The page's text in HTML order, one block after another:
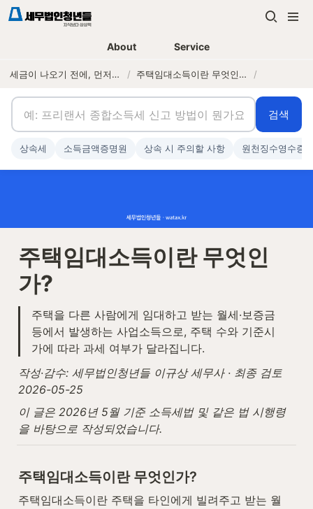
About Service
세금이 나오기 전에, 먼저 연락하는 세무법인 / 주택임대소득이란 무엇인가? /
주택임대소득이란 무엇인
가?
주택을 다른 사람에게 임대하고 받는 월세·보증금
등에서 발생하는 사업소득으로, 주택 수와 기준시
가에 따라 과세 여부가 달라집니다.
작성·감수: 세무법인청년들 이규상 세무사 · 최종 검토
2026-05-25
이 글은 2026년 5월 기준 소득세법 및 같은 법 시행령
을 바탕으로 작성되었습니다.
주택임대소득이란 무엇인가?
주택임대소득이란 주택을 타인에게 빌려주고 받는 월
검색
상속세 소득금액증명원 상속 시 주의할 사항 원천징수영수증